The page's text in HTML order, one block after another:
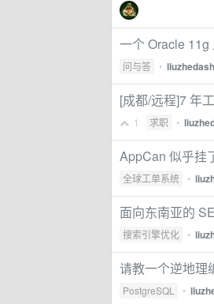
一个 Oracle
问与答 • liuzhedash
[成都/远程]7 年
1 求职 •
AppCan 似乎挂
全球工单系统 •
面向东南亚的
搜索引擎优化 •
请教一个逆地理
PostgreSQL •